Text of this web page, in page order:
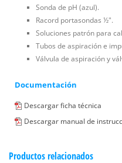
Sonda de pH (azul).
Racord portasondas ½".
Soluciones patrón para
Tubos de aspiración e
Válvula de aspiración y
Documentación
Descargar ficha técnica
Descargar manual de
Productos relacionados